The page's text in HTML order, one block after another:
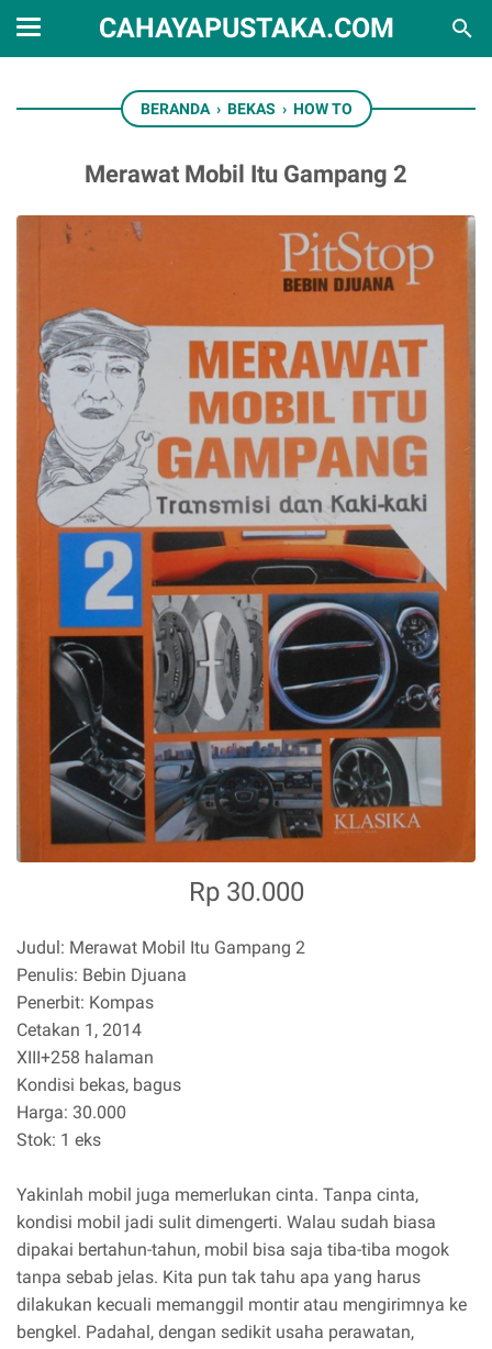
CAHAYAPUSTAKA.COM
BERANDA › BEKAS › HOW TO
Merawat Mobil Itu Gampang 2
Rp 30.000
Judul: Merawat Mobil Itu Gampang 2
Penulis: Bebin Djuana
Penerbit: Kompas
Cetakan 1, 2014
XIII+258 halaman
Kondisi bekas, bagus
Harga: 30.000
Stok: 1 eks
Yakinlah mobil juga memerlukan cinta. Tanpa cinta,
kondisi mobil jadi sulit dimengerti. Walau sudah biasa
dipakai bertahun-tahun, mobil bisa saja tiba-tiba mogok
tanpa sebab jelas. Kita pun tak tahu apa yang harus
dilakukan kecuali memanggil montir atau mengirimnya ke
bengkel. Padahal, dengan sedikit usaha perawatan,